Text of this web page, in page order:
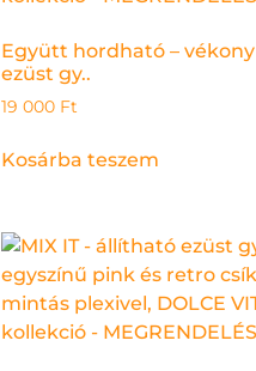
Együtt hordható – vékony
ezüst gy..
19 000 Ft
Kosárba teszem